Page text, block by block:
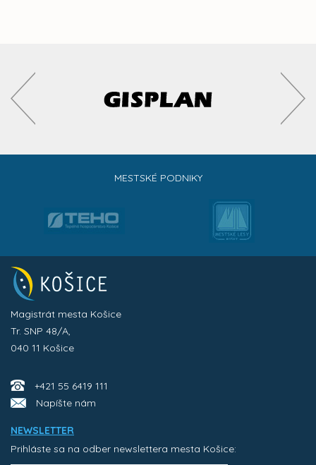
MESTSKÉ PODNIKY
Magistrát mesta Košice
Tr. SNP 48/A,
040 11 Košice
+421 55 6419 111
Napíšte nám
NEWSLETTER
Prihláste sa na odber newslettera mesta Košice: